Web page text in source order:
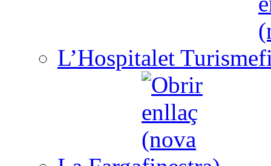
L’Hospitalet Turisme